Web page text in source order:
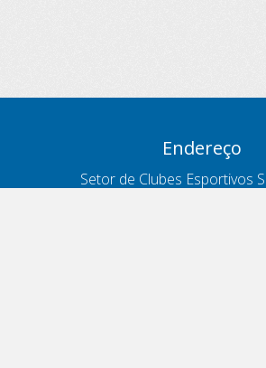
Endereço
Setor de Clubes Esportivos